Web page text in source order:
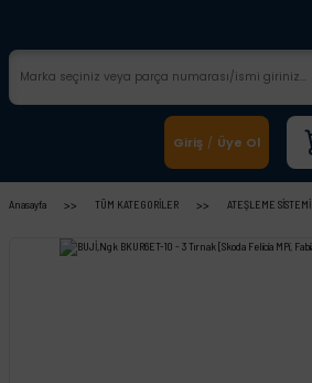
Giriş / Üye Ol
Anasayfa TÜM KATEGORİLER ATEŞLEME SİSTEMİ